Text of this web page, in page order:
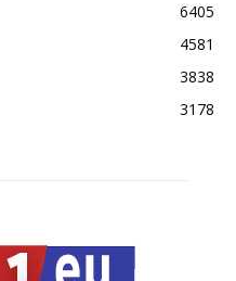
6405
4581
3838
3178